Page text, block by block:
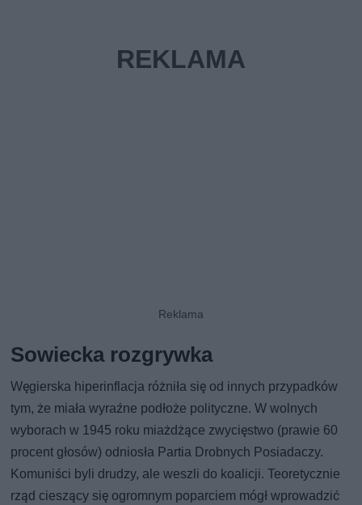
Sowiecka rozgrywka
Węgierska hiperinflacja różniła się od innych przypadków
tym, że miała wyraźne podłoże polityczne. W wolnych
wyborach w 1945 roku miażdżące zwycięstwo (prawie 60
procent głosów) odniosła Partia Drobnych Posiadaczy.
Komuniści byli drudzy, ale weszli do koalicji. Teoretycznie
rząd cieszący się ogromnym poparciem mógł wprowadzić